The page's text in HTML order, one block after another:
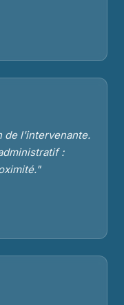
de l'intervenante.
: